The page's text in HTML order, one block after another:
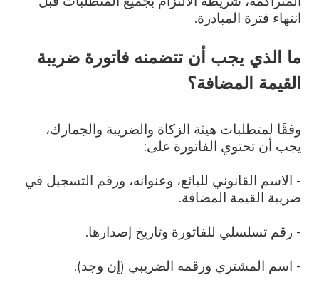
انتهاء فترة المبادرة.
ما الذي يجب أن تتضمنه فاتورة ضريبة
القيمة المضافة؟
وفقًا لمتطلبات هيئة الزكاة والضريبة والجمارك،
يجب أن تحتوي الفاتورة على:
- الاسم القانوني للبائع، وعنوانه، ورقم التسجيل في
ضريبة القيمة المضافة.
- رقم تسلسلي للفاتورة وتاريخ إصدارها.
- اسم المشتري ورقمه الضريبي (إن وجد).